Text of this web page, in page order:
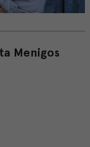
Menigos